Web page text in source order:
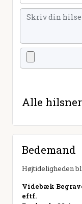
Alle hilsner
Bedemand
Højtideligheden
Videbæk
eftf.